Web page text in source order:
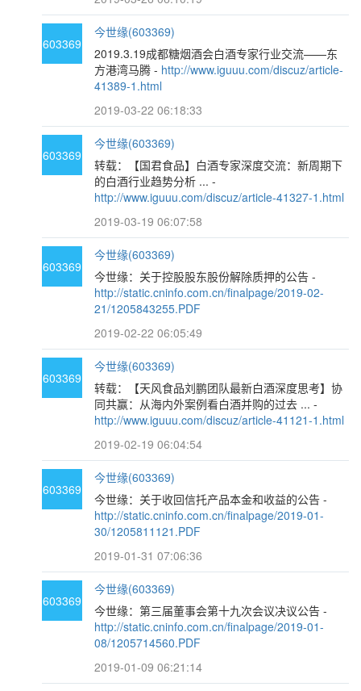
603369
今世缘(603369)
2019.3.19成都糖烟酒会白酒专家行业交流——东
方港湾马腾 - http://www.iguuu.com/discuz/article-
41389-1.html
2019-03-22 06:18:33
603369
今世缘(603369)
转载：【国君食品】白酒专家深度交流：新周期下
的白酒行业趋势分析 ... -
http://www.iguuu.com/discuz/article-41327-1.html
2019-03-19 06:07:58
603369
今世缘(603369)
今世缘：关于控股股东股份解除质押的公告 -
http://static.cninfo.com.cn/finalpage/2019-02-
21/1205843255.PDF
2019-02-22 06:05:49
603369
今世缘(603369)
转载：【天风食品刘鹏团队最新白酒深度思考】协
同共赢：从海内外案例看白酒并购的过去 ... -
http://www.iguuu.com/discuz/article-41121-1.html
2019-02-19 06:04:54
603369
今世缘(603369)
今世缘：关于收回信托产品本金和收益的公告 -
http://static.cninfo.com.cn/finalpage/2019-01-
30/1205811121.PDF
2019-01-31 07:06:36
603369
今世缘(603369)
今世缘：第三届董事会第十九次会议决议公告 -
http://static.cninfo.com.cn/finalpage/2019-01-
08/1205714560.PDF
2019-01-09 06:21:14